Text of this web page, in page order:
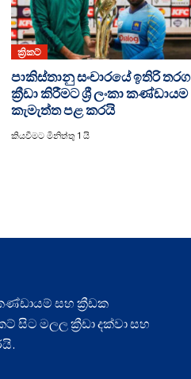
ක්‍රිකට්
පාකිස්තානු සංචාරයේ ඉතිරි තරග
ක්‍රීඩා කිරීමට ශ්‍රී ලංකා කණ්ඩායම
කැමැත්ත පළ කරයි
කියවීමට මිනිත්තු 1 යි
කණ්ඩායම් සහ ක්‍රීඩක
සිට මලල ක්‍රීඩා දක්වා සහ